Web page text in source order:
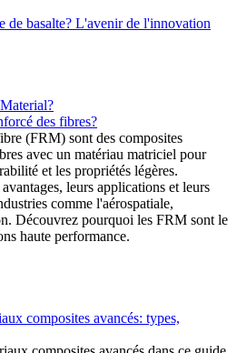
de basalte? L'avenir de l'innovation
des fibres?
(FRM) sont des composites
avec un matériau matriciel pour
et les propriétés légères.
leurs applications et leurs
comme l'aérospatiale,
Découvrez pourquoi les FRM sont le
haute performance.
composites avancés: types,